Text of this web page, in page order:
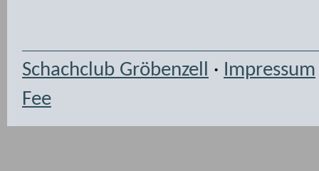
Schachclub Gröbenzell · Impressum
Fee